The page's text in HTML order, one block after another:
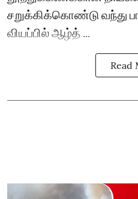
சறுக்கிக்கொண்டு வந்து
வியப்பில் ஆழ்த் ...
Read